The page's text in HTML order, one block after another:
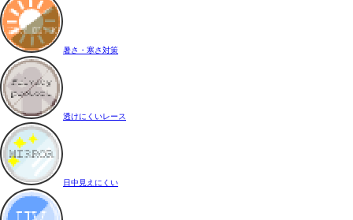
暑さ・寒さ対策
透けにくいレース
日中見えにくい